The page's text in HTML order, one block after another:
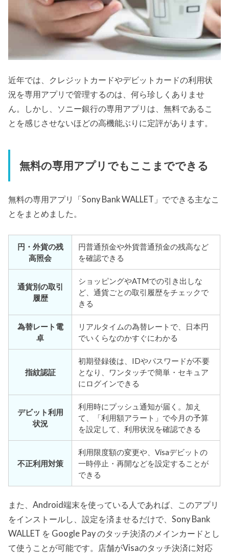
近年では、クレジットカードやデビットカードの利用状
況を専用アプリで管理するのは、何ら珍しくありませ
ん。しかし、ソニー銀行の専用アプリは、無料であるこ
とを感じさせないほどの高機能ぶりに定評があります。
無料の専用アプリでもここまでできる
無料の専用アプリ「Sony Bank WALLET」でできる主なこ
とをまとめました。
円・外貨の残
高照会
円普通預金や外貨普通預金の残高など
を確認できる
通貨別の取引
履歴
ショッピングやATMでの引き出しな
ど、通貨ごとの取引履歴をチェックで
きる
為替レート電
卓
リアルタイムの為替レートで、日本円
でいくらなのかすぐにわかる
指紋認証
初期登録後は、IDやパスワードが不要
となり、ワンタッチで簡単・セキュア
にログインできる
デビット利用
状況
利用時にプッシュ通知が届く。加え
て、「利用額アラート」で今月の予算
を設定して、利用状況を確認できる
不正利用対策
利用限度額の変更や、Visaデビットの
一時停止・再開などを設定することが
できる
また、Android端末を使っている人であれば、このアプリ
をインストールし、設定を済ませるだけで、Sony Bank
WALLET を Google Pay のタッチ決済のメインカードとし
て使うことが可能です。店舗がVisaのタッチ決済に対応